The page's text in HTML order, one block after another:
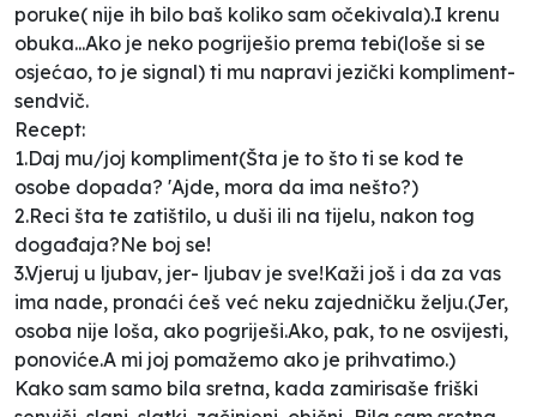
poruke( nije ih bilo baš koliko sam očekivala).I krenu
obuka...Ako je neko pogriješio prema tebi(loše si se
osjećao, to je signal) ti mu napravi jezički kompliment-
sendvič.
Recept:
1.Daj mu/joj kompliment(Šta je to što ti se kod te
osobe dopada? 'Ajde, mora da ima nešto?)
2.Reci šta te zatištilo, u duši ili na tijelu, nakon tog
događaja?Ne boj se!
3.Vjeruj u ljubav, jer- ljubav je sve!Kaži još i da za vas
ima nade, pronaći ćeš već neku zajedničku želju.(Jer,
osoba nije loša, ako pogriješi.Ako, pak, to ne osvijesti,
ponoviće.A mi joj pomažemo ako je prihvatimo.)
Kako sam samo bila sretna, kada zamirisaše friški